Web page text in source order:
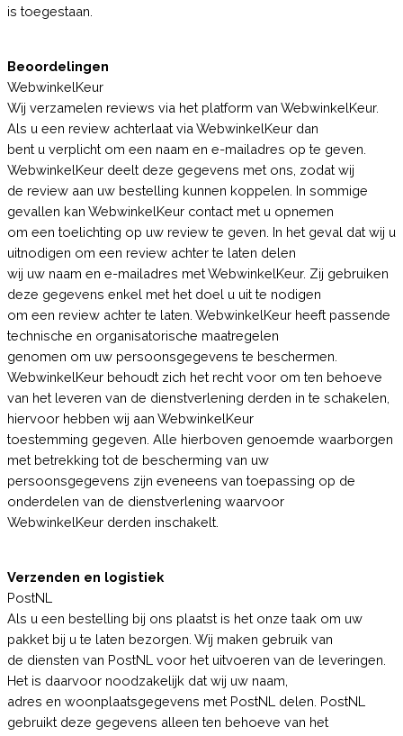
is toegestaan.
Beoordelingen
WebwinkelKeur
Wij verzamelen reviews via het platform van WebwinkelKeur.
Als u een review achterlaat via WebwinkelKeur dan
bent u verplicht om een naam en e-mailadres op te geven.
WebwinkelKeur deelt deze gegevens met ons, zodat wij
de review aan uw bestelling kunnen koppelen. In sommige
gevallen kan WebwinkelKeur contact met u opnemen
om een toelichting op uw review te geven. In het geval dat wij u
uitnodigen om een review achter te laten delen
wij uw naam en e-mailadres met WebwinkelKeur. Zij gebruiken
deze gegevens enkel met het doel u uit te nodigen
om een review achter te laten. WebwinkelKeur heeft passende
technische en organisatorische maatregelen
genomen om uw persoonsgegevens te beschermen.
WebwinkelKeur behoudt zich het recht voor om ten behoeve
van het leveren van de dienstverlening derden in te schakelen,
hiervoor hebben wij aan WebwinkelKeur
toestemming gegeven. Alle hierboven genoemde waarborgen
met betrekking tot de bescherming van uw
persoonsgegevens zijn eveneens van toepassing op de
onderdelen van de dienstverlening waarvoor
WebwinkelKeur derden inschakelt.
Verzenden en logistiek
PostNL
Als u een bestelling bij ons plaatst is het onze taak om uw
pakket bij u te laten bezorgen. Wij maken gebruik van
de diensten van PostNL voor het uitvoeren van de leveringen.
Het is daarvoor noodzakelijk dat wij uw naam,
adres en woonplaatsgegevens met PostNL delen. PostNL
gebruikt deze gegevens alleen ten behoeve van het